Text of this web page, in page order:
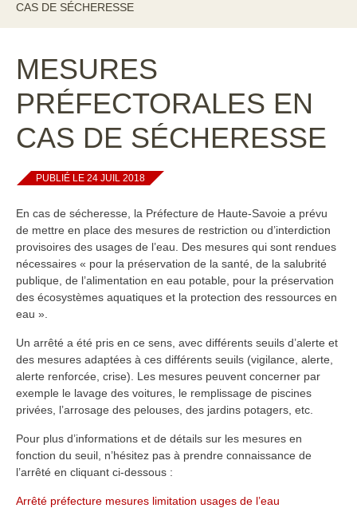
CAS DE SÉCHERESSE
MESURES
PRÉFECTORALES EN
CAS DE SÉCHERESSE
PUBLIÉ LE 24 JUIL 2018
En cas de sécheresse, la Préfecture de Haute-Savoie a prévu
de mettre en place des mesures de restriction ou d’interdiction
provisoires des usages de l’eau. Des mesures qui sont rendues
nécessaires « pour la préservation de la santé, de la salubrité
publique, de l’alimentation en eau potable, pour la préservation
des écosystèmes aquatiques et la protection des ressources en
eau ».
Un arrêté a été pris en ce sens, avec différents seuils d’alerte et
des mesures adaptées à ces différents seuils (vigilance, alerte,
alerte renforcée, crise). Les mesures peuvent concerner par
exemple le lavage des voitures, le remplissage de piscines
privées, l’arrosage des pelouses, des jardins potagers, etc.
Pour plus d’informations et de détails sur les mesures en
fonction du seuil, n’hésitez pas à prendre connaissance de
l’arrêté en cliquant ci-dessous :
Arrêté préfecture mesures limitation usages de l’eau